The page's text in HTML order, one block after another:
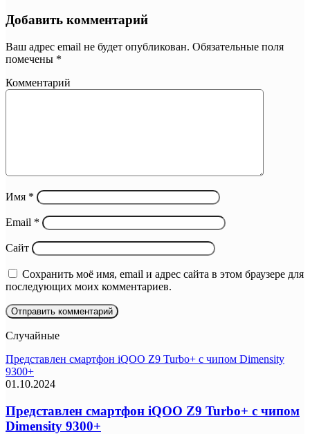
Добавить комментарий
Ваш адрес email не будет опубликован. Обязательные поля
помечены *
Комментарий
Имя *
Email *
Сайт
Сохранить моё имя, email и адрес сайта в этом браузере для
последующих моих комментариев.
Случайные
Представлен смартфон iQOO Z9 Turbo+ с чипом Dimensity
9300+
01.10.2024
Представлен смартфон iQOO Z9 Turbo+ с чипом
Dimensity 9300+